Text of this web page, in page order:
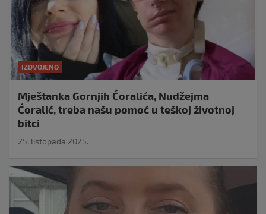
IZDVOJENO
Mještanka Gornjih Ćoralića, Nudžejma
Ćoralić, treba našu pomoć u teškoj životnoj
bitci
25. listopada 2025.